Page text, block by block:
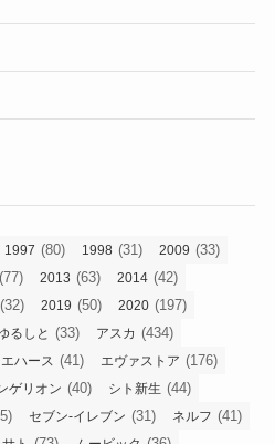
1997 (80) 1998 (31) 2009 (33)
(77) 2013 (63) 2014 (42)
(32) 2019 (50) 2020 (197)
るしと (33) アスカ (434)
ハース (41) エヴァストア (176)
ゲリオン (40) シト新生 (44)
セブン-イレブン (31) ネルフ (41)